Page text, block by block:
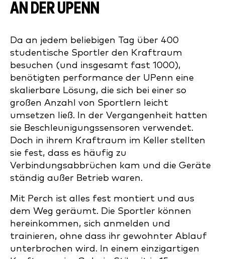
AN DER UPENN
Da an jedem beliebigen Tag über 400
studentische Sportler den Kraftraum
besuchen (und insgesamt fast 1000),
benötigten performance der UPenn eine
skalierbare Lösung, die sich bei einer so
großen Anzahl von Sportlern leicht
umsetzen ließ. In der Vergangenheit hatten
sie Beschleunigungssensoren verwendet.
Doch in ihrem Kraftraum im Keller stellten
sie fest, dass es häufig zu
Verbindungsabbrüchen kam und die Geräte
ständig außer Betrieb waren.
Mit Perch ist alles fest montiert und aus
dem Weg geräumt. Die Sportler können
hereinkommen, sich anmelden und
trainieren, ohne dass ihr gewohnter Ablauf
unterbrochen wird. In einem einzigartigen